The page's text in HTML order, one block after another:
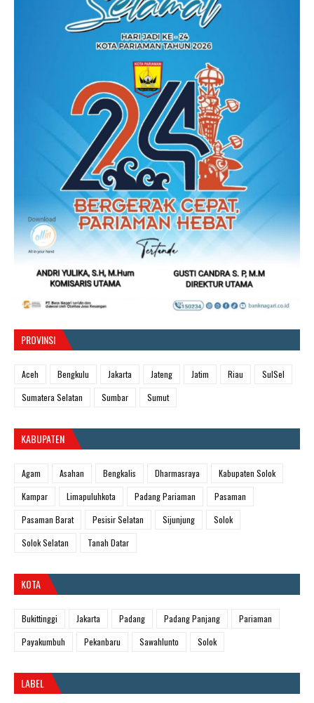
PROVINSI
Aceh Bengkulu Jakarta Jateng Jatim Riau
SulSel
Sumatera Selatan
Sumbar Sumut
KABUPATEN
Agam Asahan Bengkalis Dharmasraya
Kabupaten Solok
Kampar
Limapuluhkota Padang Pariaman
Pasaman
Pasaman Barat
Pesisir Selatan Sijunjung
Solok
Solok Selatan
Tanah Datar
KOTA
Bukittinggi Jakarta Padang Padang Panjang
Pariaman
Payakumbuh
Pekanbaru Sawahlunto Solok
LABEL